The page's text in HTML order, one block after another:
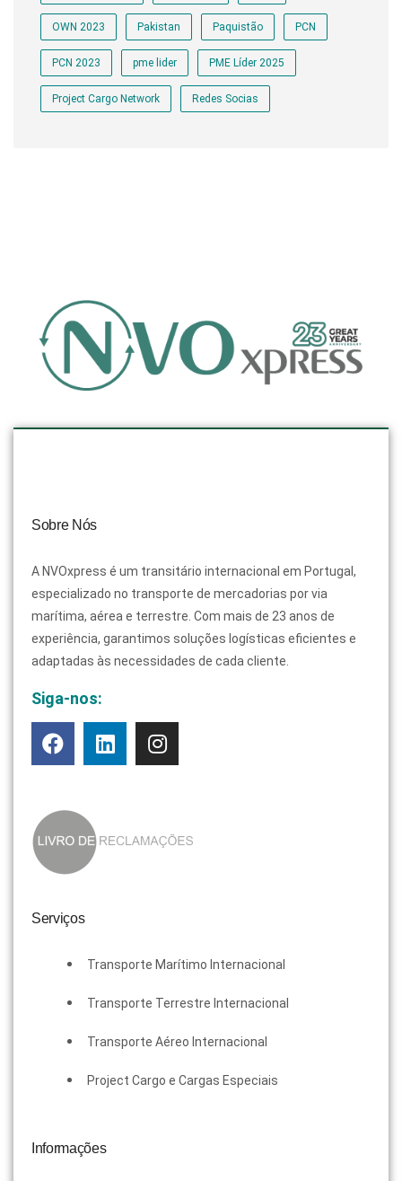
OWN 2023 Pakistan Paquistão PCN
PCN 2023 pme lider PME Líder 2025
Project Cargo Network Redes Socias
Sobre Nós
A NVOxpress é um transitário internacional em Portugal,
especializado no transporte de mercadorias por via
marítima, aérea e terrestre. Com mais de 23 anos de
experiência, garantimos soluções logísticas eficientes e
adaptadas às necessidades de cada cliente.
Siga-nos:
Serviços
Transporte Marítimo Internacional
Transporte Terrestre Internacional
Transporte Aéreo Internacional
Project Cargo e Cargas Especiais
Informações